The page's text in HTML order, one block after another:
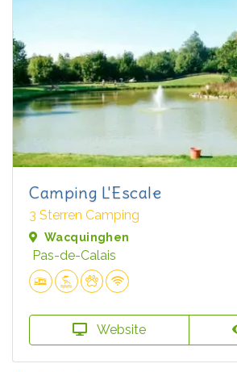
Camping L'Escale
3 Sterren Camping
Wacquinghen
Pas-de-Calais
Website